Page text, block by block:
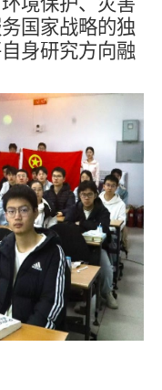
国家战略的独
身研究方向融